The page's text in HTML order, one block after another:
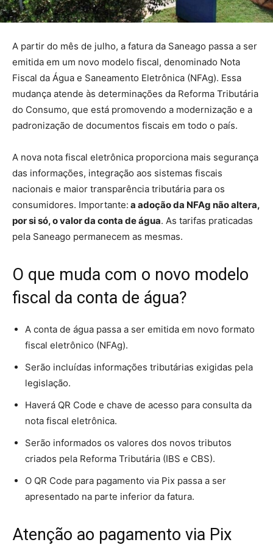
A partir do mês de julho, a fatura da Saneago passa a ser
emitida em um novo modelo fiscal, denominado Nota
Fiscal da Água e Saneamento Eletrônica (NFAg). Essa
mudança atende às determinações da Reforma Tributária
do Consumo, que está promovendo a modernização e a
padronização de documentos fiscais em todo o país.
A nova nota fiscal eletrônica proporciona mais segurança
das informações, integração aos sistemas fiscais
nacionais e maior transparência tributária para os
consumidores. Importante: a adoção da NFAg não altera,
por si só, o valor da conta de água. As tarifas praticadas
pela Saneago permanecem as mesmas.
O que muda com o novo modelo
fiscal da conta de água?
A conta de água passa a ser emitida em novo formato
fiscal eletrônico (NFAg).
Serão incluídas informações tributárias exigidas pela
legislação.
Haverá QR Code e chave de acesso para consulta da
nota fiscal eletrônica.
Serão informados os valores dos novos tributos
criados pela Reforma Tributária (IBS e CBS).
O QR Code para pagamento via Pix passa a ser
apresentado na parte inferior da fatura.
Atenção ao pagamento via Pix